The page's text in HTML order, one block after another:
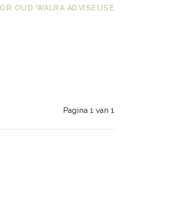
OUD WALRA ADVISEUSE
Pagina 1 van 1